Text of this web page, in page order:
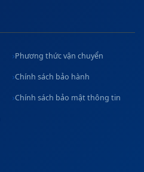
Phương thức vận chuyển
Chính sách bảo hành
Chính sách bảo mật thông tin